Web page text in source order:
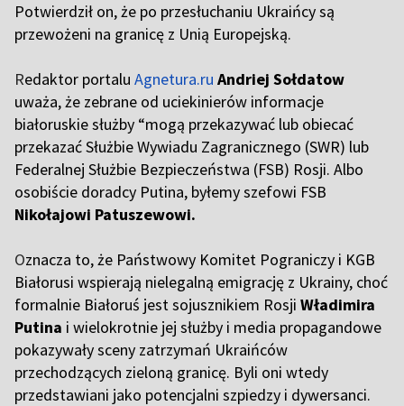
Potwierdził on, że po przesłuchaniu Ukraińcy są
przewożeni na granicę z Unią Europejską.
Redaktor portalu Agnetura.ru Andriej Sołdatow
uważa, że zebrane od uciekinierów informacje
białoruskie służby “mogą przekazywać lub obiecać
przekazać Służbie Wywiadu Zagranicznego (SWR) lub
Federalnej Służbie Bezpieczeństwa (FSB) Rosji. Albo
osobiście doradcy Putina, byłemy szefowi FSB
Nikołajowi Patuszewowi.
Oznacza to, że Państwowy Komitet Pograniczy i KGB
Białorusi wspierają nielegalną emigrację z Ukrainy, choć
formalnie Białoruś jest sojusznikiem Rosji Władimira
Putina i wielokrotnie jej służby i media propagandowe
pokazywały sceny zatrzymań Ukraińców
przechodzących zieloną granicę. Byli oni wtedy
przedstawiani jako potencjalni szpiedzy i dywersanci.